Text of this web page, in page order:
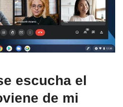
escucha el
de mi